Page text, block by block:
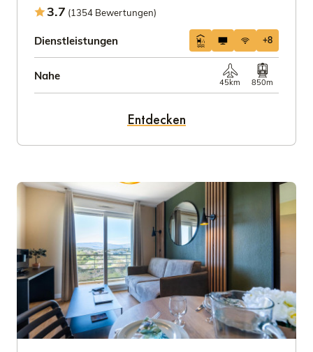
3.7 (1354 Bewertungen)
Dienstleistungen +8
Nahe
45km 850m
Entdecken